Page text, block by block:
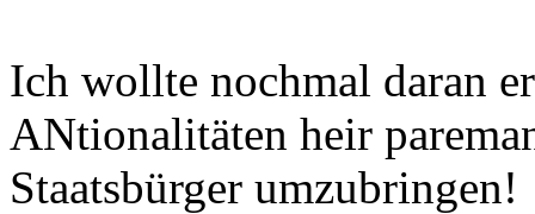
Ich wollte nochmal daran
ANtionalitäten heir
Staatsbürger umzubringen!